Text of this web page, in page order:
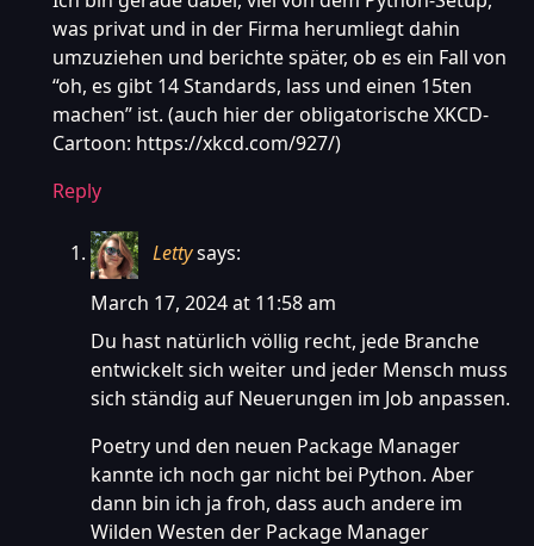
was privat und in der Firma herumliegt dahin
umzuziehen und berichte später, ob es ein Fall von
“oh, es gibt 14 Standards, lass und einen 15ten
machen” ist. (auch hier der obligatorische XKCD-
Cartoon: https://xkcd.com/927/)
Reply
Lettysays:
March 17, 2024 at 11:58 am
Du hast natürlich völlig recht, jede Branche
entwickelt sich weiter und jeder Mensch muss
sich ständig auf Neuerungen im Job anpassen.
Poetry und den neuen Package Manager
kannte ich noch gar nicht bei Python. Aber
dann bin ich ja froh, dass auch andere im
Wilden Westen der Package Manager